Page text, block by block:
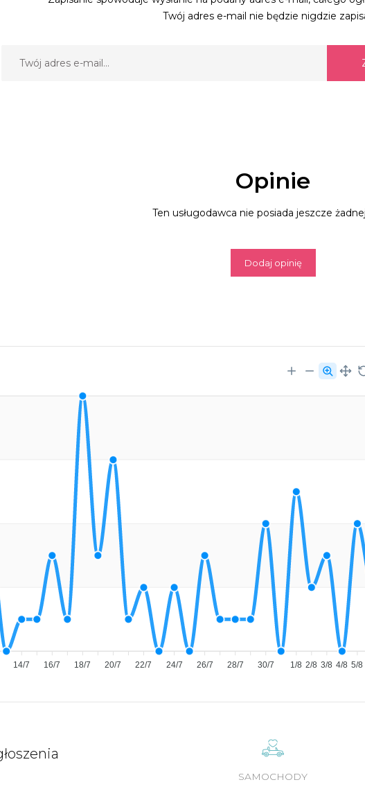
Twój adres e-mail nie będzie nigdzie
Opinie
Ten usługodawca nie posiada jeszcze
Dodaj opinię
14/7 16/7 18/7 20/7 22/7 24/7 26/7 28/7 30/7 1/8 2/8 3/8 4/8 5/8
SAMOCHODY